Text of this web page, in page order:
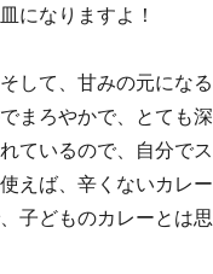
になりますよ！
して、甘みの元になる
まろやかで、とても深
ているので、自分でス
えば、辛くないカレー
子どものカレーとは思